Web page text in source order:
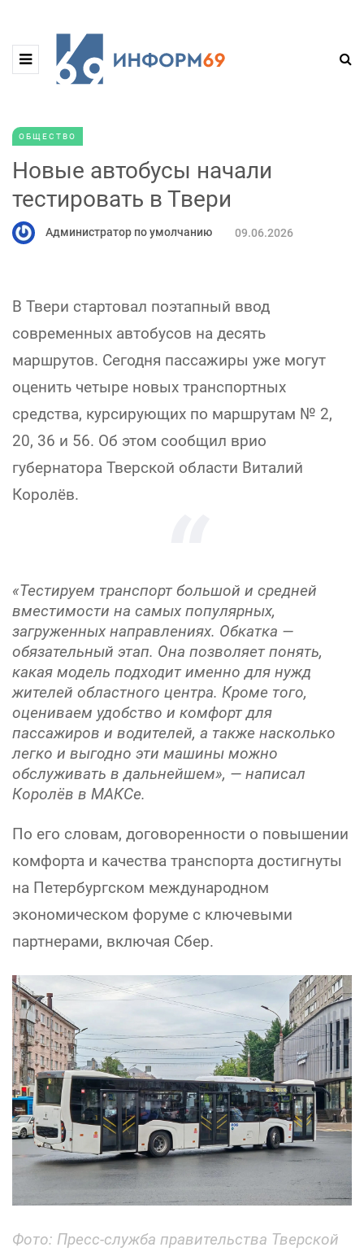
ОБЩЕСТВО
Новые автобусы начали
тестировать в Твери
Администратор по умолчанию 09.06.2026
В Твери стартовал поэтапный ввод
современных автобусов на десять
маршрутов. Сегодня пассажиры уже могут
оценить четыре новых транспортных
средства, курсирующих по маршрутам № 2,
20, 36 и 56. Об этом сообщил врио
губернатора Тверской области Виталий
Королёв.
«Тестируем транспорт большой и средней
вместимости на самых популярных,
загруженных направлениях. Обкатка —
обязательный этап. Она позволяет понять,
какая модель подходит именно для нужд
жителей областного центра. Кроме того,
оцениваем удобство и комфорт для
пассажиров и водителей, а также насколько
легко и выгодно эти машины можно
обслуживать в дальнейшем», — написал
Королёв в МАКСе.
По его словам, договоренности о повышении
комфорта и качества транспорта достигнуты
на Петербургском международном
экономическом форуме с ключевыми
партнерами, включая Сбер.
Фото: Пресс-служба правительства Тверской